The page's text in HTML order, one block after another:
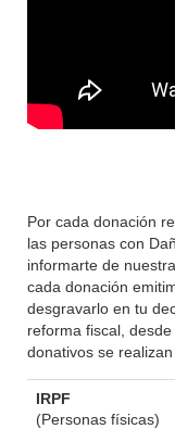
Por cada donación
las personas con
informarte de
cada donación
desgravarlo en tu
reforma fiscal,
donativos se
IRPF
(Personas físicas)